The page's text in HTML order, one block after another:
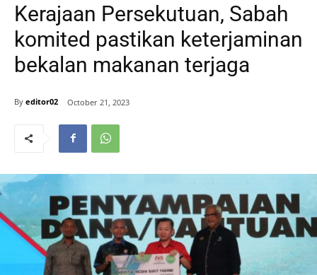
Kerajaan Persekutuan, Sabah
komited pastikan keterjaminan
bekalan makanan terjaga
By editor02 October 21, 2023